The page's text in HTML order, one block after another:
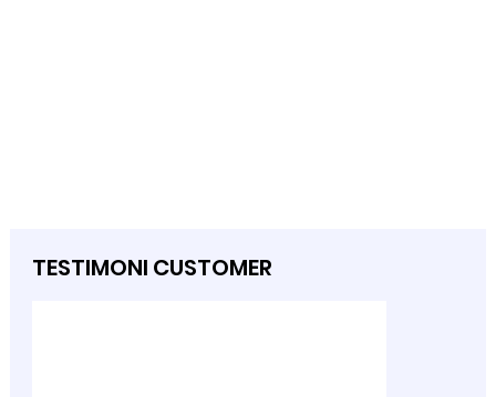
TESTIMONI CUSTOMER